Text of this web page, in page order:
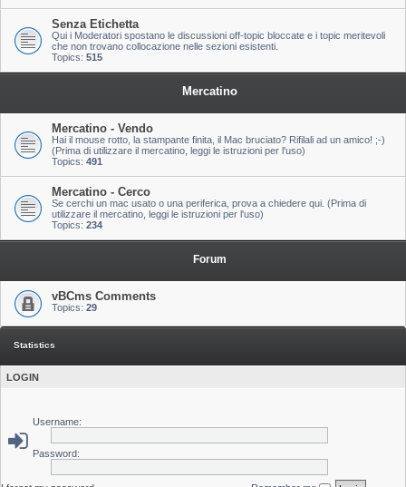
Senza Etichetta
Qui i Moderatori spostano le discussioni off-topic bloccate e i topic meritevoli
che non trovano collocazione nelle sezioni esistenti.
Topics: 515
Mercatino
Mercatino - Vendo
Hai il mouse rotto, la stampante finita, il Mac bruciato? Rifilali ad un amico! ;-)
(Prima di utilizzare il mercatino, leggi le istruzioni per l'uso)
Topics: 491
Mercatino - Cerco
Se cerchi un mac usato o una periferica, prova a chiedere qui. (Prima di
utilizzare il mercatino, leggi le istruzioni per l'uso)
Topics: 234
Forum
vBCms Comments
Topics: 29
Statistics
LOGIN
Username:
Password: